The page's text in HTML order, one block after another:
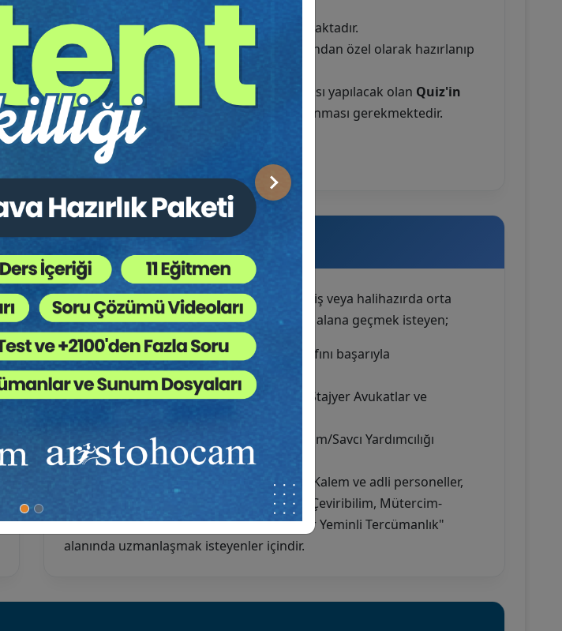
Sonraki
olarak yapılacaktır.
Eğitime
%70 devam zorunluluğu
bulunmaktadır.
Eğitim materyalleri, dersin eğitmeni tarafından özel olarak hazırlanıp
dijital ortamda tedarik edilecektir.
Sertifikaya hak kazanmak için kamp sonrası yapılacak olan Quiz'in
çözülmesive pratik çalışmaların tamamlanması gerekmektedir.
Eğitim Kimler İçin Uygun?
Bu eğitim, Modül 1'deki temel yapıyı geçmiş veya halihazırda orta
seviye (B1+) İngilizceye sahip olup mesleki alana geçmek isteyen;
Hukuk Fakültesi öğrencileri ve hazırlık sınıfını başarıyla
tamamlamış/devam eden adaylar,
Uluslararası alanda çalışmayı hedefleyen Stajyer Avukatlar ve
Türkiye Adalet Akademisi bünyesinde Hâkim/Savcı Yardımcılığı
eğitimini sürdüren personeller,
Adalet Bakanlığı bünyesinde görev yapan Kalem ve adli personeller,
Yabancı dillerden (İngilizce Öğretmenliği, Çeviribilim, Mütercim-
Tercümanlık vb.) mezun olup "Adli & Noter Yeminli Tercümanlık"
alanında uzmanlaşmak isteyenler içindir.